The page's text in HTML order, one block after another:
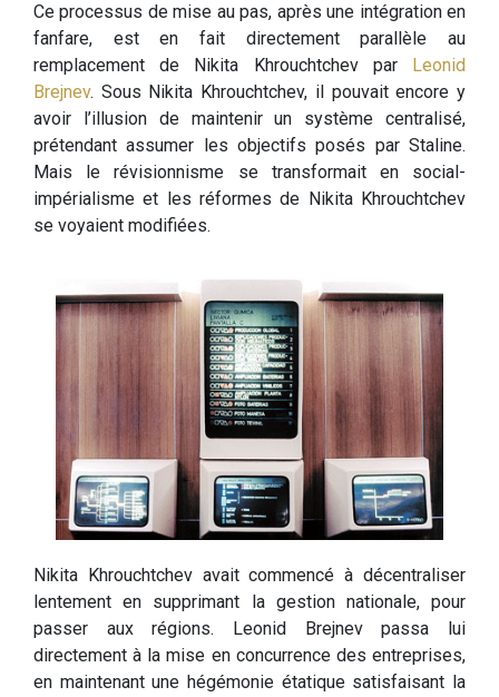
Ce processus de mise au pas, après une intégration en
fanfare, est en fait directement parallèle au
remplacement de Nikita Khrouchtchev par
Leonid
Brejnev. Sous Nikita Khrouchtchev, il pouvait encore y
avoir l’illusion de maintenir un système centralisé,
prétendant assumer les objectifs posés par Staline.
Mais le révisionnisme se transformait en social-
impérialisme et les réformes de Nikita Khrouchtchev
se voyaient modifiées.
Nikita Khrouchtchev avait commencé à décentraliser
lentement en supprimant la gestion nationale, pour
passer aux régions. Leonid Brejnev passa lui
directement à la mise en concurrence des entreprises,
en maintenant une hégémonie étatique satisfaisant la